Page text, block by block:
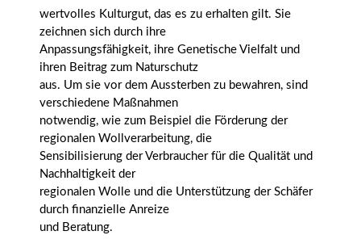
wertvolles Kulturgut, das es zu erhalten gilt. Sie
zeichnen sich durch ihre
Anpassungsfähigkeit, ihre Genetische Vielfalt und
ihren Beitrag zum Naturschutz
aus. Um sie vor dem Aussterben zu bewahren, sind
verschiedene Maßnahmen
notwendig, wie zum Beispiel die Förderung der
regionalen Wollverarbeitung, die
Sensibilisierung der Verbraucher für die Qualität und
Nachhaltigkeit der
regionalen Wolle und die Unterstützung der Schäfer
durch finanzielle Anreize
und Beratung.